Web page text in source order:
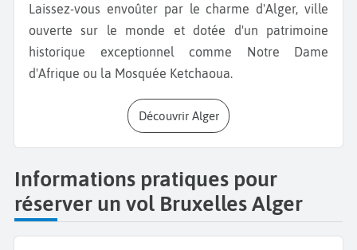
Laissez-vous envoûter par le charme d'Alger, ville
ouverte sur le monde et dotée d'un patrimoine
historique exceptionnel comme Notre Dame
d'Afrique ou la Mosquée Ketchaoua.
Découvrir Alger
Informations pratiques pour
réserver un vol Bruxelles Alger